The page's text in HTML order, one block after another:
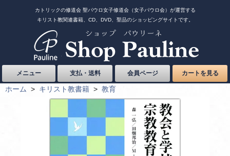
カトリックの修道会 聖パウロ女子修道会（女子パウロ会）が運営する
キリスト教関連書籍、CD、DVD、聖品のショッピングサイトです。
メニュー 支払・送料 会員ページ カートを見る
ホーム > キリスト教書籍 > 教育